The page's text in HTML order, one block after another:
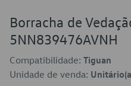
Borracha de
5NN839476AVNH
Compatibilidade: Tiguan
Unidade de venda: